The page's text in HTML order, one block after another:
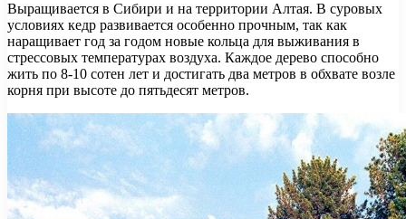
Выращивается в Сибири и на территории Алтая. В суровых
условиях кедр развивается особенно прочным, так как
наращивает год за годом новые кольца для выживания в
стрессовых температурах воздуха. Каждое дерево способно
жить по 8-10 сотен лет и достигать два метров в обхвате возле
корня при высоте до пятьдесят метров.